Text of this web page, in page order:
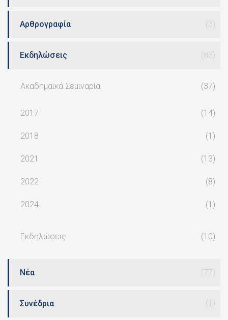
Αρθρογραφία (3)
Εκδηλώσεις (83)
Ακαδημαϊκά Σεμιναρία (37)
2017 (14)
2018 (1)
2021 (13)
2022 (8)
2024 (1)
Εκδηλώσεις (10)
Νέα (77)
Συνέδρια (1)